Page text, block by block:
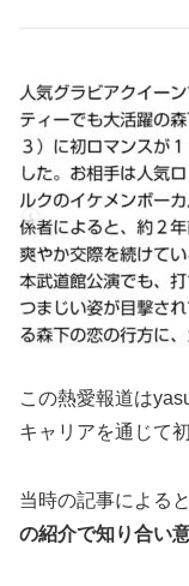
この熱愛報道は
キャリアを通じて
当時の記事による
の紹介で知り合い